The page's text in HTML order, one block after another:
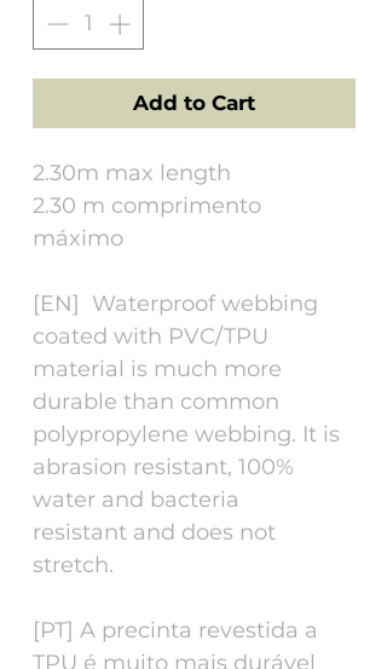
Add to Cart
2.30m max length
2.30 m comprimento
máximo
[EN] Waterproof webbing
coated with PVC/TPU
material is much more
durable than common
polypropylene webbing. It is
abrasion resistant, 100%
water and bacteria
resistant and does not
stretch.
[PT] A precinta revestida a
TPU é muito mais durável